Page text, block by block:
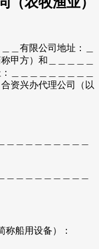
有限公司地址：＿
甲方）和＿＿＿＿＿
＿＿＿＿＿＿＿＿＿
资兴办代理公司（以
＿＿＿＿＿＿＿＿
＿＿＿＿＿＿＿＿
船用设备）：